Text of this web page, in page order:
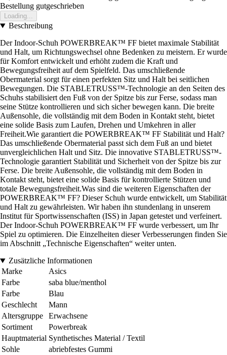
Bestellung gutgeschrieben
Loading...
Beschreibung
Der Indoor-Schuh POWERBREAK™ FF bietet maximale Stabilität
und Halt, um Richtungswechsel ohne Bedenken zu meistern. Er wurde
für Komfort entwickelt und erhöht zudem die Kraft und
Bewegungsfreiheit auf dem Spielfeld. Das umschließende
Obermaterial sorgt für einen perfekten Sitz und Halt bei seitlichen
Bewegungen. Die STABLETRUSS™-Technologie an den Seiten des
Schuhs stabilisiert den Fuß von der Spitze bis zur Ferse, sodass man
seine Stütze kontrollieren und sich sicher bewegen kann. Die breite
Außensohle, die vollständig mit dem Boden in Kontakt steht, bietet
eine solide Basis zum Laufen, Drehen und Umkehren in aller
Freiheit.Wie garantiert die POWERBREAK™ FF Stabilität und Halt?
Das umschließende Obermaterial passt sich dem Fuß an und bietet
unvergleichlichen Halt und Sitz. Die innovative STABLETRUSS™-
Technologie garantiert Stabilität und Sicherheit von der Spitze bis zur
Ferse. Die breite Außensohle, die vollständig mit dem Boden in
Kontakt steht, bietet eine solide Basis für kontrollierte Stützen und
totale Bewegungsfreiheit.Was sind die weiteren Eigenschaften der
POWERBREAK™ FF? Dieser Schuh wurde entwickelt, um Stabilität
und Halt zu gewährleisten. Wir haben ihn stundenlang in unserem
Institut für Sportwissenschaften (ISS) in Japan getestet und verfeinert.
Der Indoor-Schuh POWERBREAK™ FF wurde verbessert, um Ihr
Spiel zu optimieren. Die Einzelheiten dieser Verbesserungen finden Sie
im Abschnitt „Technische Eigenschaften“ weiter unten.
Zusätzliche Informationen
Marke
Asics
Farbe
saba blue/menthol
Farbe
Blau
Geschlecht
Mann
Altersgruppe
Erwachsene
Sortiment
Powerbreak
Hauptmaterial Synthetisches Material / Textil
Sohle
abriebfestes Gummi